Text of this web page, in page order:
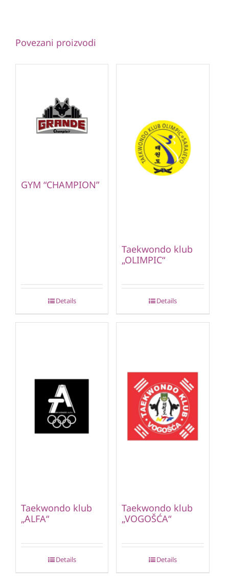
Povezani proizvodi
GYM “CHAMPION”
Details
Taekwondo klub
„OLIMPIC“
Details
Taekwondo klub
„ALFA“
Details
Taekwondo klub
„VOGOŠĆA“
Details